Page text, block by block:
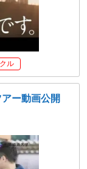
ル
ー動画公開